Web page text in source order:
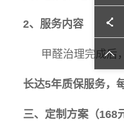
2、服务内容
甲醛治理完成后
长达5年质保服务，
三、定制方案（168